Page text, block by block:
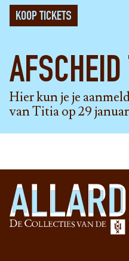
KOOP TICKETS
Hier kun je je
van Titia op 29